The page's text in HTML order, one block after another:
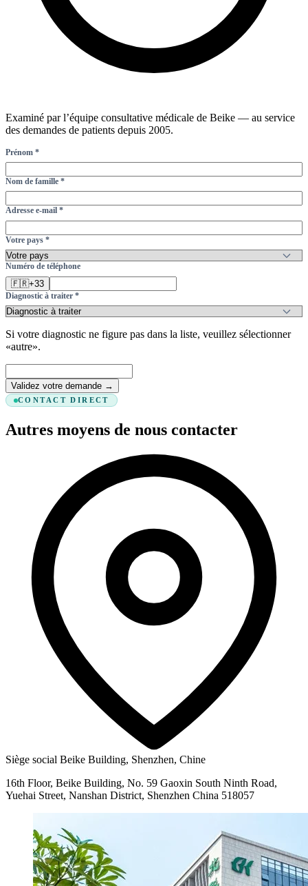
Examiné par l’équipe consultative médicale de Beike — au service
des demandes de patients depuis 2005.
Prénom *
Nom de famille *
Adresse e-mail *
Votre pays *
Numéro de téléphone
🇫🇷+33
Diagnostic à traiter *
Si votre diagnostic ne figure pas dans la liste, veuillez sélectionner
«autre».
Validez votre demande →
CONTACT DIRECT
Autres moyens de nous contacter
Siège social Beike Building, Shenzhen, Chine
16th Floor, Beike Building, No. 59 Gaoxin South Ninth Road,
Yuehai Street, Nanshan District, Shenzhen China 518057